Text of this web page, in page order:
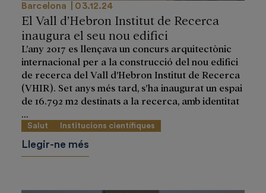
Barcelona 03.12.24
El Vall d’Hebron Institut de Recerca
inaugura el seu nou edifici
L’any 2017 es llençava un concurs arquitectònic
internacional per a la construcció del nou edifici
de recerca del Vall d’Hebron Institut de Recerca
(VHIR). Set anys més tard, s’ha inaugurat un espai
de 16.792 m2 destinats a la recerca, amb identitat
Salut Institucions científiques
Llegir-ne més